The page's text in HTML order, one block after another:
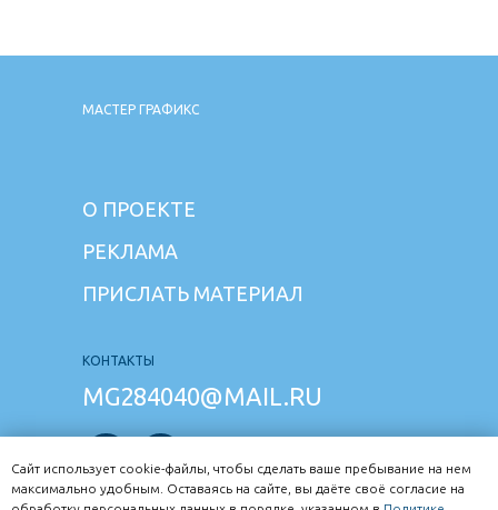
МАСТЕР ГРАФИКС
О ПРОЕКТЕ
КОНТАКТЫ
MG284040@MAIL.RU
РЕКЛАМА
ПРИСЛАТЬ МАТЕРИАЛ
Сайт использует cookie-файлы, чтобы сделать ваше пребывание на нем
максимально удобным. Оставаясь на сайте, вы даёте своё согласие на